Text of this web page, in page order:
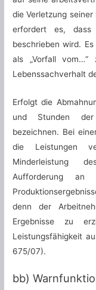
die Verletzung
erfordert es, dass
beschrieben wird.
als „Vorfall vom…“
Lebenssachverhalt
Erfolgt die
und Stunden der
bezeichnen. Bei
die Leistungen
Minderleistung
Aufforderung an
denn der
Ergebnisse zu
Leistungsfähigkeit
675/07).
bb)